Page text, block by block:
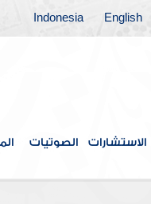
English
Indonesia
الاستشارات الصوتيات